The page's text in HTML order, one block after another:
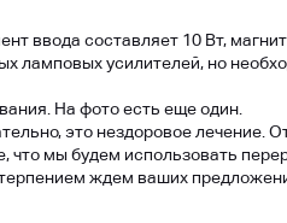
ввода составляет 10 Вт,
ламповых усилителей, но
На фото есть еще один.
это нездоровое лечение.
что мы будем использовать
ждем ваших